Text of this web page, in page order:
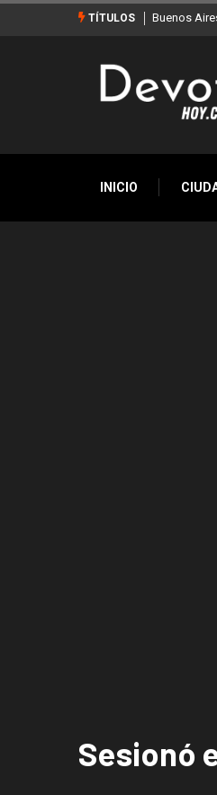
TÍTULOS
Aires sumó 12 nuevos Bares Notables
INICIO
Sesionó